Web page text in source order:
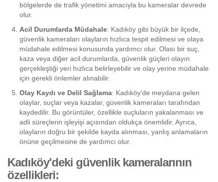
bölgelerde de trafik yönetimi amacıyla bu kameralar devrede
olur.
Acil Durumlarda Müdahale: Kadıköy gibi büyük bir ilçede,
güvenlik kameraları olayların hızlıca tespit edilmesi ve olaya
müdahale edilmesi konusunda yardımcı olur. Olası bir suç,
kaza veya diğer acil durumlarda, güvenlik güçleri olayın
gerçekleştiği yeri hızlıca belirleyebilir ve olay yerine müdahale
için gerekli önlemler alınabilir.
Olay Kaydı ve Delil Sağlama: Kadıköy'de meydana gelen
olaylar, suçlar veya kazalar, güvenlik kameraları tarafından
kaydedilir. Bu görüntüler, özellikle suçluların yakalanması ve
adli süreçlerin işleyişi açısından oldukça önemlidir. Ayrıca,
olayların doğru bir şekilde kayda alınması, yanlış anlamaların
önüne geçilmesine de yardımcı olur.
Kadıköy'deki güvenlik kameralarının
özellikleri: